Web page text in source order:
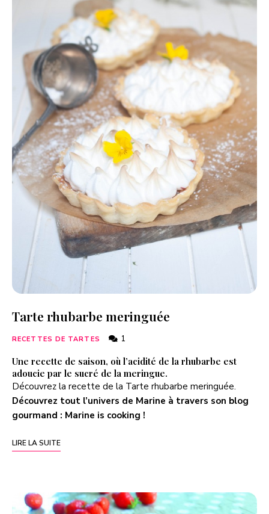
Tarte rhubarbe meringuée
RECETTES DE TARTES 1
Une recette de saison, où l’acidité de la rhubarbe est
adoucie par le sucré de la meringue.
Découvrez la recette de la Tarte rhubarbe meringuée.
Découvrez tout l’univers de Marine à travers son blog
gourmand : Marine is cooking !
LIRE LA SUITE